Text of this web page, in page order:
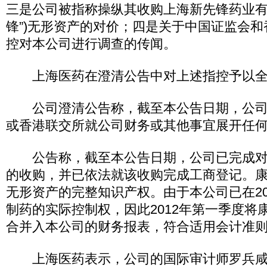
三是公司被指称操纵其收购上海新先锋药业
锋”)无形资产的对价；四是关于中国证监会
控对本公司进行调查的传闻。
上海医药在澄清公告中对上述指控予以
公司澄清公告称，截至本公告日期，公
或香港联交所就公司财务或其他事宜展开任
公告称，截至本公告日期，公司已完成
的收购，并已依法就该收购完成工商登记。
无形资产的完整知识产权。由于本公司已在
制药的实际控制权，因此2012年第一季度将
合并入本公司的财务报表，符合适用会计准
上海医药表示，公司的国际审计师罗兵